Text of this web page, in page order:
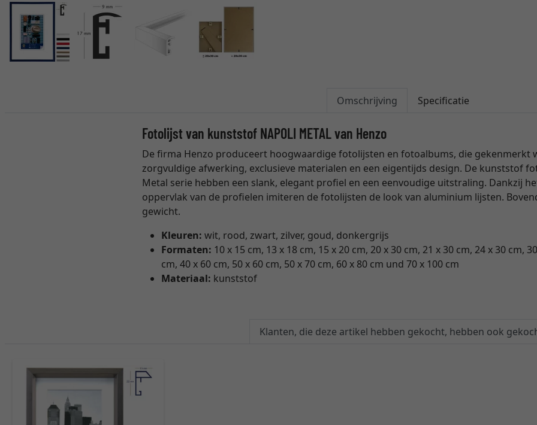
Omschrijving Specificatie
Fotolijst van kunststof NAPOLI METAL van Henzo
De firma Henzo produceert hoogwaardige fotolijsten en fotoalbums, die gekenmerkt
zorgvuldige afwerking, exclusieve materialen en een eigentijds design. De kunststof
Metal serie hebben een slank, elegant profiel en een eenvoudige uitstraling. Dankzij
oppervlak van de profielen imiteren de fotolijsten de look van aluminium lijsten.
gewicht.
Kleuren: wit, rood, zwart, zilver, goud, donkergrijs
Formaten: 10 x 15 cm, 13 x 18 cm, 15 x 20 cm, 20 x 30 cm, 21 x 30 cm, 24 x 30 cm,
cm, 40 x 60 cm, 50 x 60 cm, 50 x 70 cm, 60 x 80 cm und 70 x 100 cm
Materiaal: kunststof
Klanten, die deze artikel hebben gekocht, hebben ook